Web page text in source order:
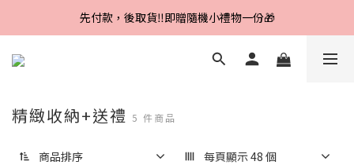
Line好友招募中，首購、回購皆贈100元
先付款，後取貨‼️即贈隨機小禮物一份🎁
Line好友招募中，首購、回購皆贈100元
精緻收納+送禮 5 件商品
商品排序 每頁顯示 48 個